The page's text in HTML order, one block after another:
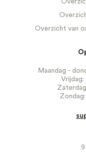
Overzicht van
Maandag -
Vrijdag:
Zondag: